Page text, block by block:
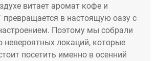
витает аромат кофе и
в настоящую оазу с
Поэтому мы собрали
невероятных локаций, которые
посетить именно в осенний